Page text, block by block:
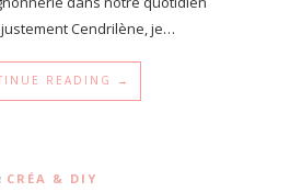
Cendrilène, je…
READING →
CRÉA & DIY